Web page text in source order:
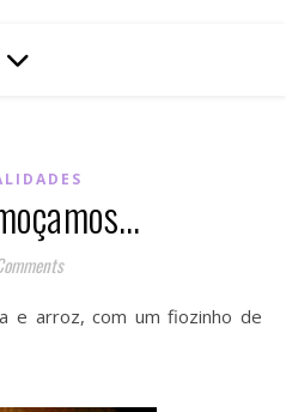
e arroz, com um fiozinho de